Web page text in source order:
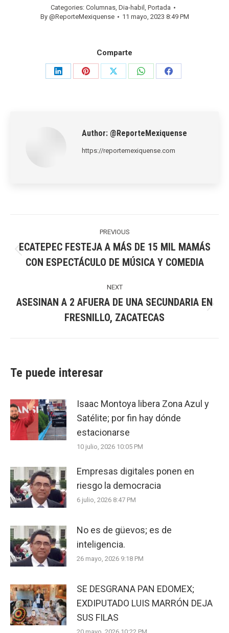
Categories: Columnas, Dia-habil , Portada
By @ReporteMexiquense 11 mayo, 2023 8:49 PM
Comparte
Share
Share
Share
Share
Share
Author: @ReporteMexiquense
https://reportemexiquense.com
PREVIOUS
Previous
post:
ECATEPEC FESTEJA A MÁS DE 15 MIL MAMÁS
CON ESPECTÁCULO DE MÚSICA Y COMEDIA
NEXT
post:
ASESINAN A 2 AFUERA DE UNA SECUNDARIA EN
FRESNILLO, ZACATECAS
Te puede interesar
Isaac Montoya libera Zona Azul y
Satélite; por fin hay dónde
estacionarse
10 julio, 2026 10:05 PM
Empresas digitales ponen en
riesgo la democracia
6 julio, 2026 8:47 PM
No es de güevos; es de
inteligencia.
26 mayo, 2026 9:18 PM
SE DESGRANA PAN EDOMEX;
EXDIPUTADO LUIS MARRÓN DEJA
SUS FILAS